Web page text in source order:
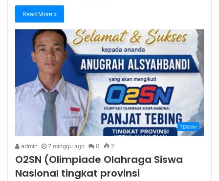
Read More »
TERKINI
admin 2 minggu ago 0 2
O2SN (Olimpiade Olahraga Siswa
Nasional tingkat provinsi